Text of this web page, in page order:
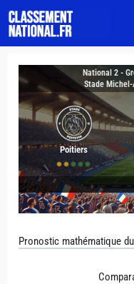
National 2 -
Stade Michel-
Poitiers
Pronostic mathématique